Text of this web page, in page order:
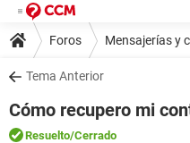
Foros Mensajerías y
Tema Anterior
Cómo recupero mi
Resuelto/Cerrado